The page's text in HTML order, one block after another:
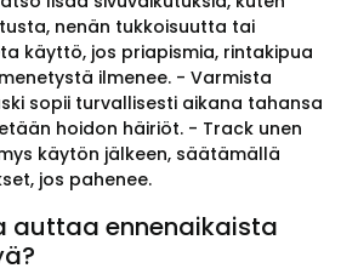
nenän tukkoisuutta tai
käyttö, jos priapismia, rintakipua
ilmenee. - Varmista
sopii turvallisesti aikana tahansa
hoidon häiriöt. - Track unen
käytön jälkeen, säätämällä
jos pahenee.
auttaa ennenaikaista